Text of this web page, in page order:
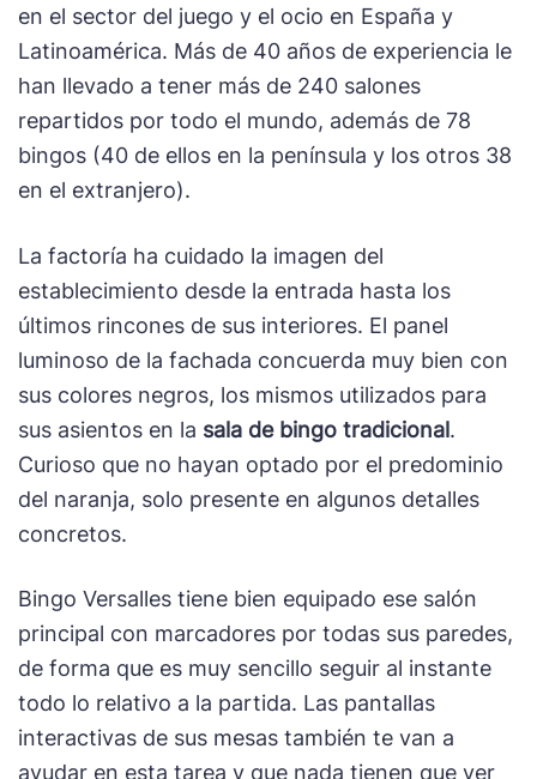
en el sector del juego y el ocio en España y
Latinoamérica. Más de 40 años de experiencia le
han llevado a tener más de 240 salones
repartidos por todo el mundo, además de 78
bingos (40 de ellos en la península y los otros 38
en el extranjero).
La factoría ha cuidado la imagen del
establecimiento desde la entrada hasta los
últimos rincones de sus interiores. El panel
luminoso de la fachada concuerda muy bien con
sus colores negros, los mismos utilizados para
sus asientos en la sala de bingo tradicional.
Curioso que no hayan optado por el predominio
del naranja, solo presente en algunos detalles
concretos.
Bingo Versalles tiene bien equipado ese salón
principal con marcadores por todas sus paredes,
de forma que es muy sencillo seguir al instante
todo lo relativo a la partida. Las pantallas
interactivas de sus mesas también te van a
ayudar en esta tarea y que nada tienen que ver